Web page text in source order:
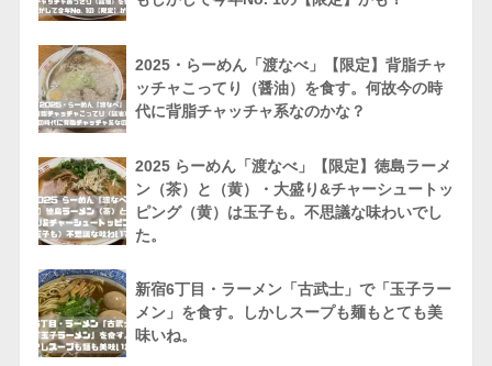
2025・らーめん「渡なべ」【限定】背脂チャ
ッチャこってり（醤油）を食す。何故今の時
代に背脂チャッチャ系なのかな？
2025 らーめん「渡なべ」【限定】徳島ラーメ
ン（茶）と（黄）・大盛り&チャーシュートッ
ピング（黄）は玉子も。不思議な味わいでし
た。
新宿6丁目・ラーメン「古武士」で「玉子ラー
メン」を食す。しかしスープも麺もとても美
味いね。